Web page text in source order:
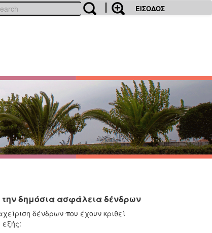
ΕΙΣΟΔΟΣ
την δημόσια ασφάλεια δένδρων
δένδρων που έχουν κριθεί
εξής: